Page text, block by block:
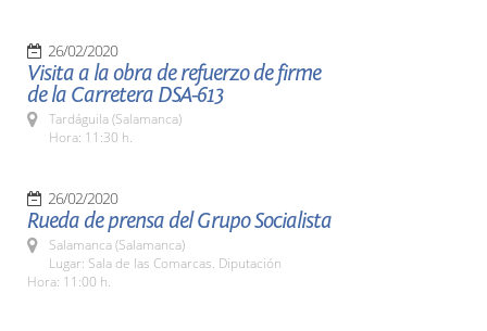
26/02/2020
Visita a la obra de refuerzo de firme
de la Carretera DSA-613
Tardáguila (Salamanca)
Hora: 11:30 h.
26/02/2020
Rueda de prensa del Grupo Socialista
Salamanca (Salamanca)
Lugar: Sala de las Comarcas. Diputación
Hora: 11:00 h.